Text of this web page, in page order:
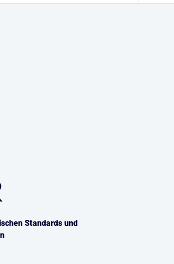
Standards und